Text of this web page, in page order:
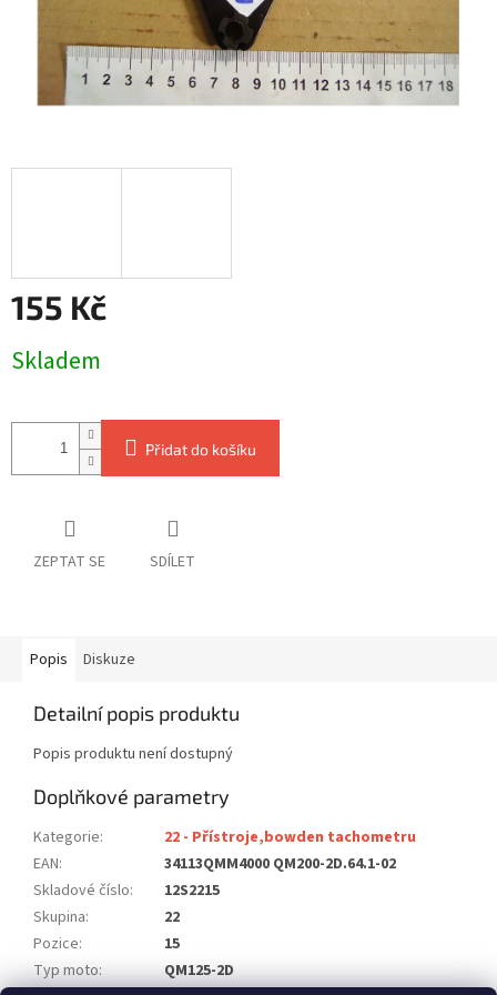
155 Kč
cena:
Skladem
Přidat do košíku
ZEPTAT SE SDÍLET
Popis Diskuze
Detailní popis produktu
Popis produktu není dostupný
Doplňkové parametry
Kategorie:
22 - Přístroje,bowden tachometru
EAN:
34113QMM4000 QM200-2D.64.1-02
Skladové číslo:
12S2215
Skupina:
22
Pozice:
15
Typ moto:
QM125-2D